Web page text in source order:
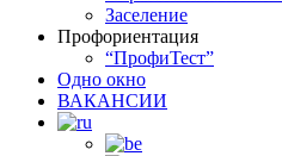
Заселение
Профориентация
“ПрофиТест”
Одно окно
ВАКАНСИИ